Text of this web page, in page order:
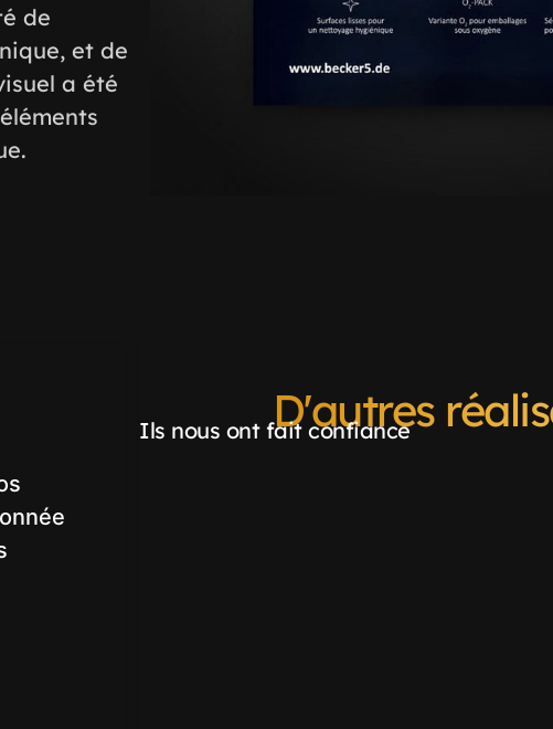
de
et de
a été
D'autres
Ils nous ont fait confiance